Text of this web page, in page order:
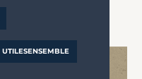
UTILESENSEMBLE